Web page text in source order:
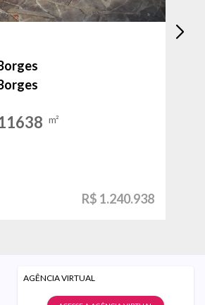
m²
R$ 1.240.938
AGÊNCIA VIRTUAL